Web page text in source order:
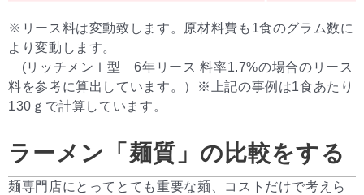
※リース料は変動致します。原材料費も1食のグラム数に
より変動します。
(リッチメンⅠ型 6年リース 料率1.7%の場合のリース
料を参考に算出しています。）※上記の事例は1食あたり
130ｇで計算しています。
ラーメン「麺質」の比較をする
麺専門店にとってとても重要な麺、コストだけで考えら